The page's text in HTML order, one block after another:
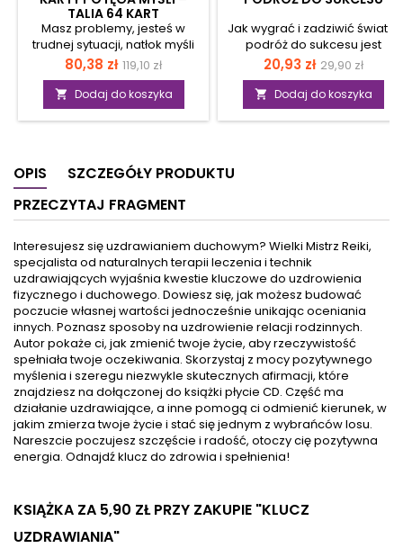
TALIA 64 KART
Masz problemy, jesteś w
trudnej sytuacji, natłok myśli
nie daje Ci spokoju?
Potrzebujesz rady, chcesz
odnaleźć cel lub po prostu
osoby, która Ci pomoże? Nie
zawsze możesz zwrócić się
mieć swojego osobistego
pomocnika, zawsze przy
sobie. Talia 64 kart
afirmacyjnych podpowie Ci
rozwiązanie lub doradzi w
trudnych sytuacjach. Louisy L.
Hay to specjalistka od
pozytywnego myślenia, która
już milionom ludzi pomogła
odkryć i wykorzystać
potencjał...
Cena
80,38 zł Cena
podstawowa
119,10 zł
 Dodaj do koszyka
Jak wygrać i zadziwić świat –
podróż do sukcesu jest
programem osiągnięcia
sukcesu, w którym autor –
Marek Zabiciel skupia się na
samodoskonaleniu. Autor
płynnie przechodzi przez
człowieka. Praca nad sobą
ma doprowadzić do
osiągnięcia harmonii we
wszystkich tych aspektach.
Ćwiczenia, które prowadzą
do samodoskonalenia są
idealnym uzupełnieniem
wskazówek danych przez...
Cena
20,93 zł Cena
29,90 zł
 Dodaj do koszyka
OPIS
SZCZEGÓŁY PRODUKTU
PRZECZYTAJ FRAGMENT
Interesujesz się uzdrawianiem duchowym? Wielki Mistrz Reiki,
specjalista od naturalnych terapii leczenia i technik
uzdrawiających wyjaśnia kwestie kluczowe do uzdrowienia
fizycznego i duchowego. Dowiesz się, jak możesz budować
poczucie własnej wartości jednocześnie unikając oceniania
innych. Poznasz sposoby na uzdrowienie relacji rodzinnych.
Autor pokaże ci, jak zmienić twoje życie, aby rzeczywistość
spełniała twoje oczekiwania. Skorzystaj z mocy pozytywnego
myślenia i szeregu niezwykle skutecznych afirmacji, które
znajdziesz na dołączonej do książki płycie CD. Część ma
działanie uzdrawiające, a inne pomogą ci odmienić kierunek, w
jakim zmierza twoje życie i stać się jednym z wybrańców losu.
Nareszcie poczujesz szczęście i radość, otoczy cię pozytywna
energia. Odnajdź klucz do zdrowia i spełnienia!
KSIĄŻKA ZA 5,90 ZŁPRZY ZAKUPIE "KLUCZ
UZDRAWIANIA"